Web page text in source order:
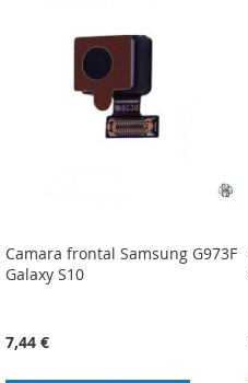
DESEJOS
Camara frontal Samsung G973F
Galaxy S10
7,44 €